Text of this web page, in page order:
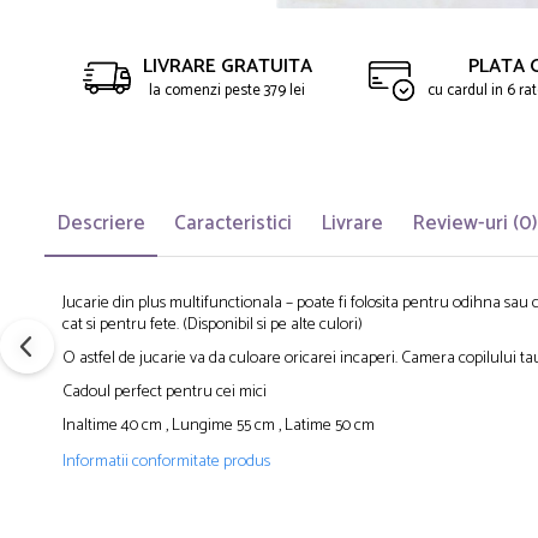
LIVRARE GRATUITA
la comenzi peste 379 lei
PLATA
cu cardul in 6
Descriere Caracteristici Livrare Review-uri (0)
Jucarie din plus multifunctionala – poate fi folosita pentru odihna
cat si pentru fete. (Disponibil si pe alte culori)
O astfel de jucarie va da culoare oricarei incaperi. Camera copilului
Cadoul perfect pentru cei mici
Inaltime 40 cm , Lungime 55 cm , Latime 50 cm
Informatii conformitate produs